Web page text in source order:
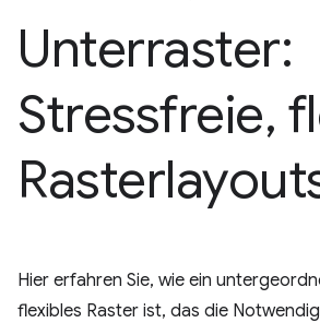
Unterraster:
Stressfreie,
Hier erfahren Sie, wie ein
flexibles Raster ist, das die